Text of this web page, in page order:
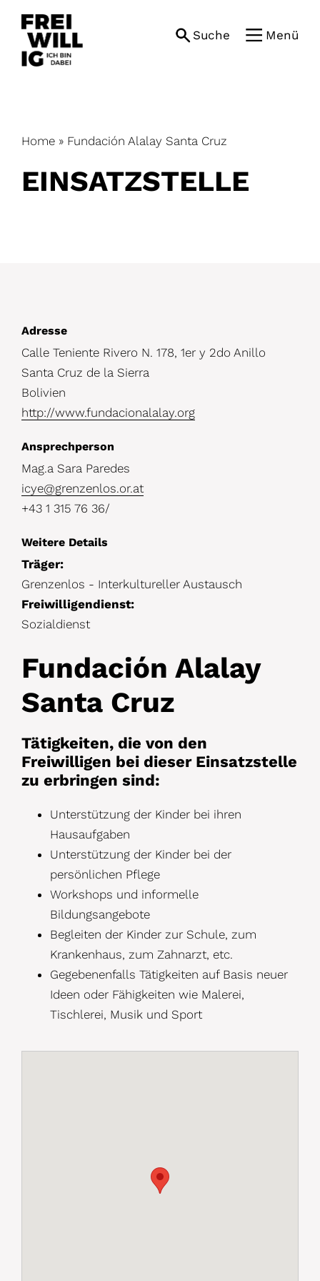
content
Suche Menü
Home » Fundación Alalay Santa Cruz
EINSATZ­STELLE
D
e
t
a
l
s
Adresse
Calle Teniente Rivero N. 178, 1er y 2do Anillo
Santa Cruz de la Sierra
Bolivien
http://www.fundacionalalay.org
Ansprechperson
Mag.a Sara Paredes
icye@grenzenlos.or.at
+43 1 315 76 36/
Weitere Details
Träger:
Grenzenlos - Interkultureller Austausch
Freiwilligendienst:
Sozialdienst
Fundación Alalay
Santa Cruz
Tätigkeiten, die von den
Freiwilligen bei dieser Einsatzstelle
zu erbringen sind:
Unterstützung der Kinder bei ihren
Hausaufgaben
Unterstützung der Kinder bei der
persönlichen Pflege
Workshops und informelle
Bildungsangebote
Begleiten der Kinder zur Schule, zum
Krankenhaus, zum Zahnarzt, etc.
Gegebenenfalls Tätigkeiten auf Basis neuer
Ideen oder Fähigkeiten wie Malerei,
Tischlerei, Musik und Sport